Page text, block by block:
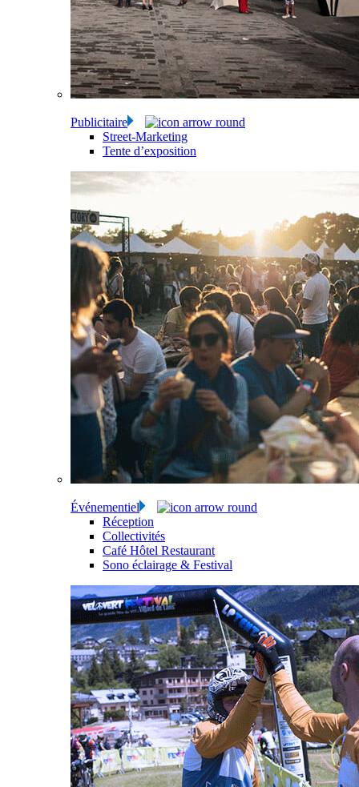
Publicitaire
Street-Marketing
Tente d’exposition
Événementiel
Réception
Collectivités
Café Hôtel Restaurant
Sono éclairage & Festival